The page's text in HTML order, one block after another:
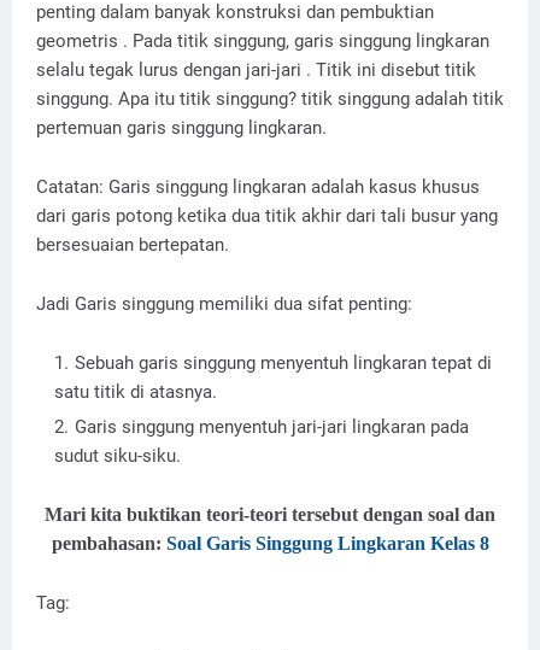
penting dalam banyak konstruksi dan pembuktian
geometris . Pada titik singgung, garis singgung lingkaran
selalu tegak lurus dengan jari-jari . Titik ini disebut titik
singgung. Apa itu titik singgung? titik singgung adalah titik
pertemuan garis singgung lingkaran.
Catatan: Garis singgung lingkaran adalah kasus khusus
dari garis potong ketika dua titik akhir dari tali busur yang
bersesuaian bertepatan.
Jadi Garis singgung memiliki dua sifat penting:
Sebuah garis singgung menyentuh lingkaran tepat di
satu titik di atasnya.
Garis singgung menyentuh jari-jari lingkaran pada
sudut siku-siku.
Mari kita buktikan teori-teori tersebut dengan soal dan
pembahasan: Soal Garis Singgung Lingkaran Kelas 8
Tag: